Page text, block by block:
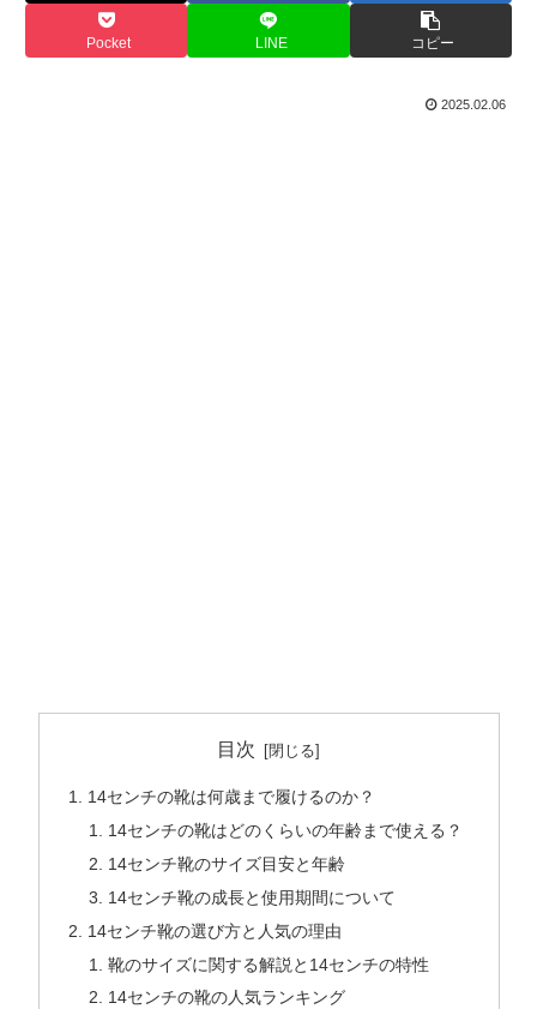
Pocket LINE コピー
2025.02.06
目次
14センチの靴は何歳まで履けるのか？
14センチの靴はどのくらいの年齢まで使える？
14センチ靴のサイズ目安と年齢
14センチ靴の成長と使用期間について
14センチ靴の選び方と人気の理由
靴のサイズに関する解説と14センチの特性
14センチの靴の人気ランキング